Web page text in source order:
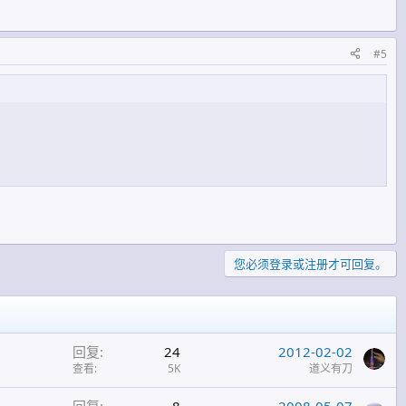
#5
您必须登录或注册才可回复。
回复 24
查看 5K
2012-02-02
道义有刀